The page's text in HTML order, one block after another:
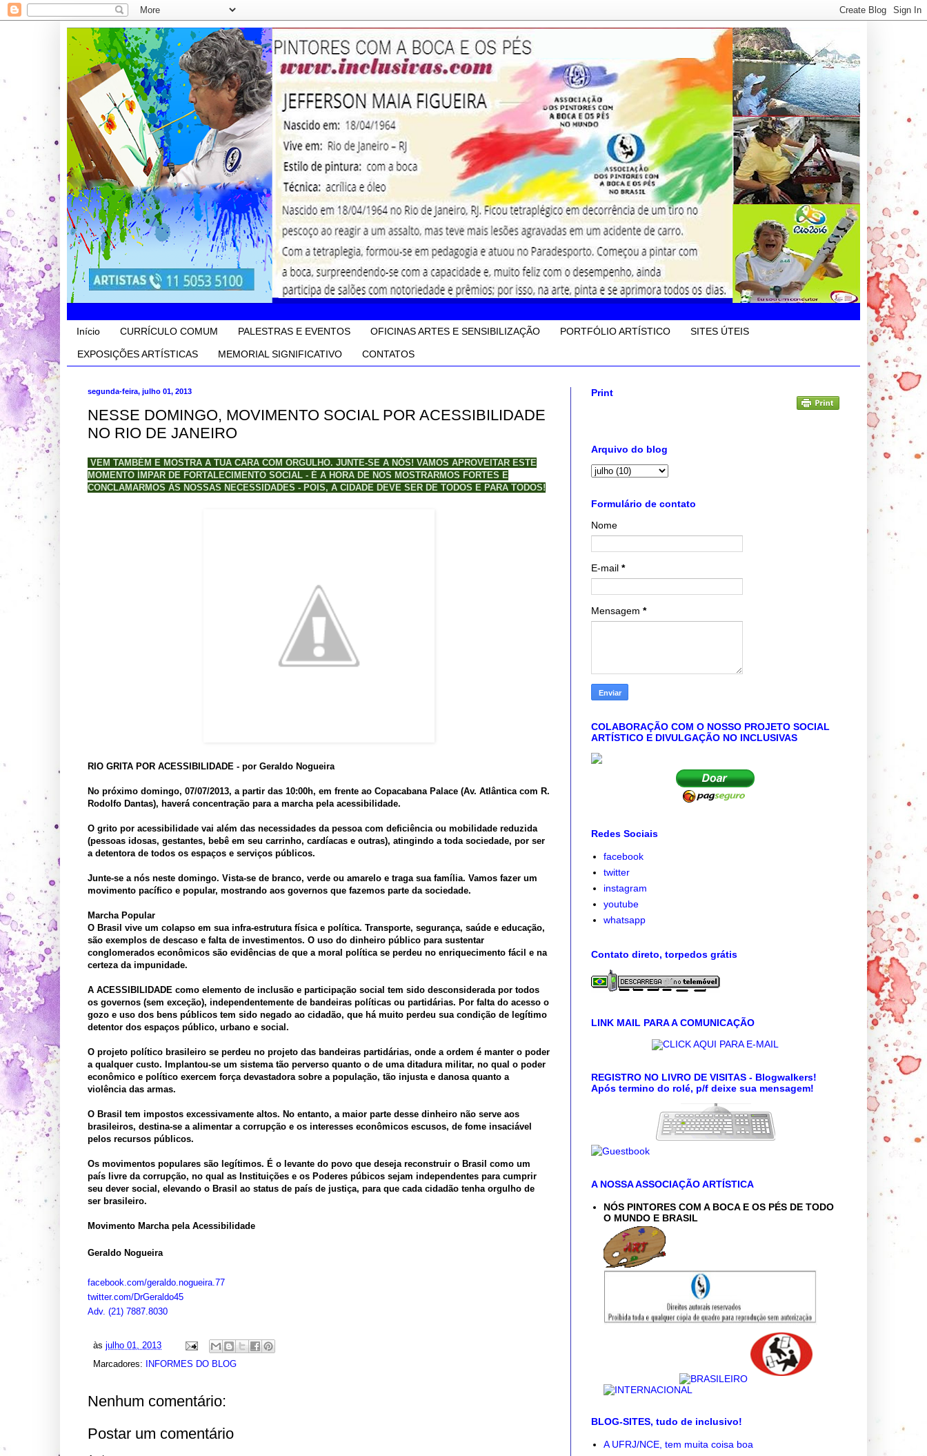
Início CURRÍCULO COMUM PALESTRAS E EVENTOS OFICINAS ARTES E SENSIBILIZAÇÃO PORTFÓLIO ARTÍSTICO SITES ÚTEIS
EXPOSIÇÕES ARTÍSTICAS MEMORIAL SIGNIFICATIVO CONTATOS
segunda-feira, julho 01, 2013
NESSE DOMINGO, MOVIMENTO SOCIAL POR ACESSIBILIDADE
NO RIO DE JANEIRO
VEM TAMBÉM E MOSTRA A TUA CARA COM ORGULHO. JUNTE-SE A NÓS! VAMOS APROVEITAR ESTE
MOMENTO ÍMPAR DE FORTALECIMENTO SOCIAL - É A HORA DE NOS MOSTRARMOS FORTES E
CONCLAMARMOS ÀS NOSSAS NECESSIDADES - POIS, A CIDADE DEVE SER DE TODOS E PARA TODOS!
RIO GRITA POR ACESSIBILIDADE - por Geraldo Nogueira
No próximo domingo, 07/07/2013, a partir das 10:00h, em frente ao Copacabana Palace (Av. Atlântica com R.
Rodolfo Dantas), haverá concentração para a marcha pela acessibilidade.
O grito por acessibilidade vai além das necessidades da pessoa com deficiência ou mobilidade reduzida
(pessoas idosas, gestantes, bebê em seu carrinho, cardíacas e outras), atingindo a toda sociedade, por ser
a detentora de todos os espaços e serviços públicos.
Junte-se a nós neste domingo. Vista-se de branco, verde ou amarelo e traga sua família. Vamos fazer um
movimento pacífico e popular, mostrando aos governos que fazemos parte da sociedade.
Marcha Popular
O Brasil vive um colapso em sua infra-estrutura física e política. Transporte, segurança, saúde e educação,
são exemplos de descaso e falta de investimentos. O uso do dinheiro público para sustentar
conglomerados econômicos são evidências de que a moral política se perdeu no enriquecimento fácil e na
certeza da impunidade.
A ACESSIBILIDADE como elemento de inclusão e participação social tem sido desconsiderada por todos
os governos (sem exceção), independentemente de bandeiras políticas ou partidárias. Por falta do acesso o
gozo e uso dos bens públicos tem sido negado ao cidadão, que há muito perdeu sua condição de legítimo
detentor dos espaços público, urbano e social.
O projeto político brasileiro se perdeu no projeto das bandeiras partidárias, onde a ordem é manter o poder
a qualquer custo. Implantou-se um sistema tão perverso quanto o de uma ditadura militar, no qual o poder
econômico e político exercem força devastadora sobre a população, tão injusta e danosa quanto a
violência das armas.
O Brasil tem impostos excessivamente altos. No entanto, a maior parte desse dinheiro não serve aos
brasileiros, destina-se a alimentar a corrupção e os interesses econômicos escusos, de fome insaciável
pelos recursos públicos.
Os movimentos populares são legítimos. É o levante do povo que deseja reconstruir o Brasil como um
país livre da corrupção, no qual as Instituições e os Poderes púbicos sejam independentes para cumprir
seu dever social, elevando o Brasil ao status de país de justiça, para que cada cidadão tenha orgulho de
ser brasileiro.
Movimento Marcha pela Acessibilidade
Geraldo Nogueira
facebook.com/geraldo.nogueira. 77
twitter.com/DrGeraldo45
Adv. (21) 7887.8030
às julho 01, 2013
Marcadores:
INFORMES DO BLOG
Nenhum comentário:
Postar um comentário
Print
Arquivo do blog
Formulário de contato
Nome
E-mail *
Mensagem *
COLABORAÇÃO COM O NOSSO PROJETO SOCIAL
ARTÍSTICO E DIVULGAÇÃO NO INCLUSIVAS
Redes Sociais
facebook
twitter
instagram
youtube
whatsapp
Contato direto, torpedos grátis
LINK MAIL PARA A COMUNICAÇÃO
CLICK AQUI PARA E-MAIL
REGISTRO NO LIVRO DE VISITAS - Blogwalkers!
Após termino do rolé, p/f deixe sua mensagem!
A NOSSA ASSOCIAÇÃO ARTÍSTICA
NÓS PINTORES COM A BOCA E OS PÉS DE TODO
O MUNDO E BRASIL
BLOG-SITES, tudo de inclusivo!
A UFRJ/NCE, tem muita coisa boa